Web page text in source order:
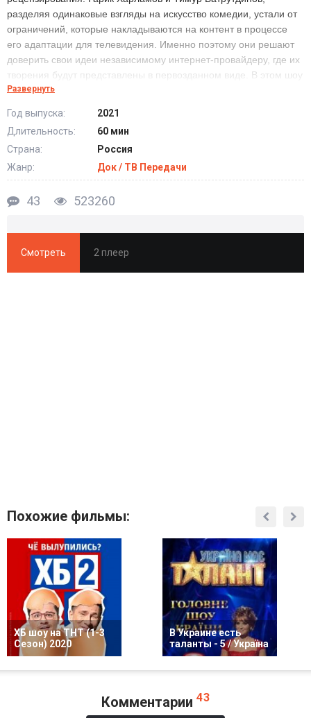
разделяя одинаковые взгляды на искусство комедии, устали от
ограничений, которые накладываются на контент в процессе
его адаптации для телевидения. Именно поэтому они решают
доверить свои идеи независимому интернет-провайдеру, где их
творения будут представлены в первозданном виде. В этом шоу
зрители увидят юмор в его наиболее "сыром" и
неожиданные и искренние моменты подарят мастера юмора
своим поклонникам, и кто еще присоединится к ним, чтобы
вместе создать по-настоящему свежее и захватывающее шоу?
Ошуительное хоу (1-5 Сезон) новые серии 2026
Развернуть
Год выпуска:
2021
Длительность:
60 мин
Страна:
Россия
Жанр:
Док / ТВ Передачи
43 523260
Смотреть 2 плеер
Похожие фильмы:
ХБ шоу на ТНТ (1-3
Сезон) 2020
В Украине есть
таланты - 5 / Україна
Комментарии 43